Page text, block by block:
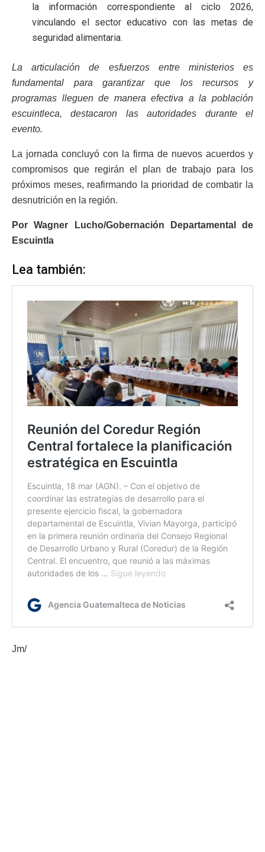
la información correspondiente al ciclo 2026,
vinculando el sector educativo con las metas de
seguridad alimentaria.
La articulación de esfuerzos entre ministerios es
fundamental para garantizar que los recursos y
programas lleguen de manera efectiva a la población
escuintleca, destacaron las autoridades durante el
evento.
La jornada concluyó con la firma de nuevos acuerdos y
compromisos que regirán el plan de trabajo para los
próximos meses, reafirmando la prioridad de combatir la
desnutrición en la región.
Por Wagner Lucho/Gobernación Departamental de
Escuintla
Lea también:
Jm/